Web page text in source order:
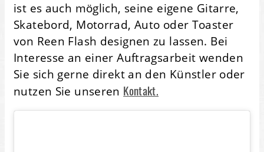
ist es auch möglich, seine eigene Gitarre,
Skatebord, Motorrad, Auto oder Toaster
von Reen Flash designen zu lassen. Bei
Interesse an einer Auftragsarbeit wenden
Sie sich gerne direkt an den Künstler oder
nutzen Sie unseren Kontakt.